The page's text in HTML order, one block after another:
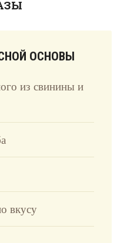
ОСНОВЫ
из свинины и
вкусу